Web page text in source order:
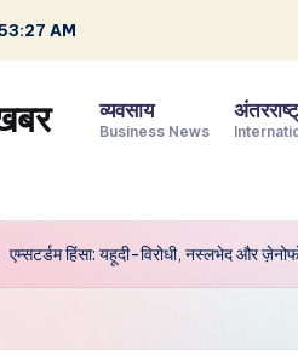
AM
व्यवसाय
Business News
एम्सटर्डम हिंसा: यहूदी-विरोधी, नस्लभेद और